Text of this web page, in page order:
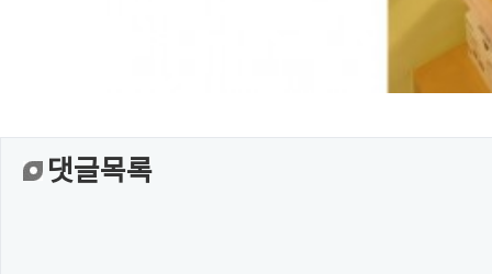
댓글목록